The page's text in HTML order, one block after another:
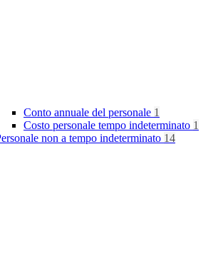
Conto annuale del personale 1
Costo personale tempo indeterminato 1
non a tempo indeterminato 14